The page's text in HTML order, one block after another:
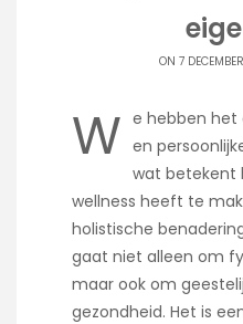
ON 7
W e hebben het
en
wat betekent
wellness heeft te
holistische
gaat niet alleen om
maar ook om
gezondheid. Het is